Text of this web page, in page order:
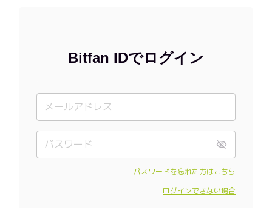
Bitfan IDでログイン
パスワードを忘れた方はこちら
ログインできない場合